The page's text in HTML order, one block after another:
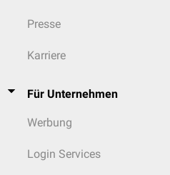
Presse
Karriere
Für Unternehmen
Werbung
Login Services